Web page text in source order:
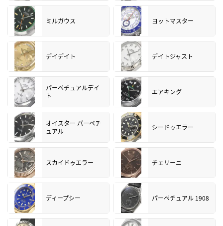
ミルガウス ヨットマスター
デイデイト デイトジャスト
パーペチュアルデイ
ト
エアキング
オイスター パーペチ
ュアル
シードゥエラー
スカイドゥエラー チェリーニ
ディープシー パーペチュアル 1908